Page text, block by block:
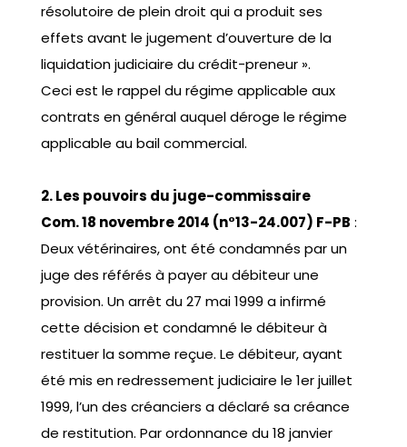
résolutoire de plein droit qui a produit ses
effets avant le jugement d’ouverture de la
liquidation judiciaire du crédit-preneur ».
Ceci est le rappel du régime applicable aux
contrats en général auquel déroge le régime
applicable au bail commercial.
2. Les pouvoirs du juge-commissaire
Com. 18 novembre 2014 (n°13-24.007) F-PB :
Deux vétérinaires, ont été condamnés par un
juge des référés à payer au débiteur une
provision. Un arrêt du 27 mai 1999 a infirmé
cette décision et condamné le débiteur à
restituer la somme reçue. Le débiteur, ayant
été mis en redressement judiciaire le 1er juillet
1999, l’un des créanciers a déclaré sa créance
de restitution. Par ordonnance du 18 janvier